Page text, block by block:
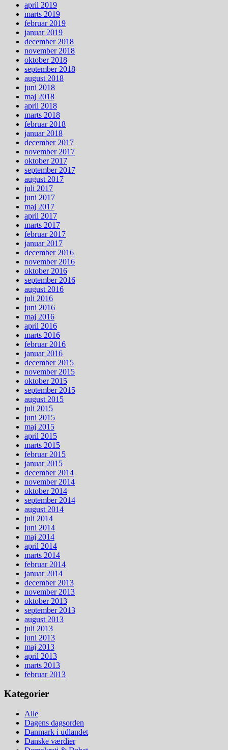
april 2019
marts 2019
februar 2019
januar 2019
december 2018
november 2018
oktober 2018
september 2018
august 2018
juni 2018
maj 2018
april 2018
marts 2018
februar 2018
januar 2018
december 2017
november 2017
oktober 2017
september 2017
august 2017
juli 2017
juni 2017
maj 2017
april 2017
marts 2017
februar 2017
januar 2017
december 2016
november 2016
oktober 2016
september 2016
august 2016
juli 2016
juni 2016
maj 2016
april 2016
marts 2016
februar 2016
januar 2016
december 2015
november 2015
oktober 2015
september 2015
august 2015
juli 2015
juni 2015
maj 2015
april 2015
marts 2015
februar 2015
januar 2015
december 2014
november 2014
oktober 2014
september 2014
august 2014
juli 2014
juni 2014
maj 2014
april 2014
marts 2014
februar 2014
januar 2014
december 2013
november 2013
oktober 2013
september 2013
august 2013
juli 2013
juni 2013
maj 2013
april 2013
marts 2013
februar 2013
Kategorier
Alle
Dagens dagsorden
Danmark i udlandet
Danske værdier